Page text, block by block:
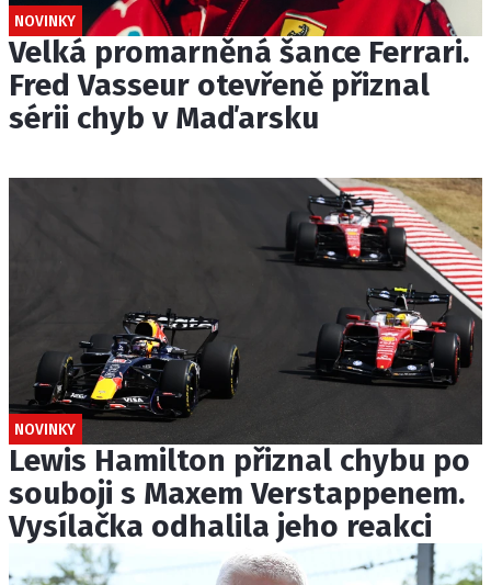
NOVINKY
Velká promarněná šance Ferrari.
Fred Vasseur otevřeně přiznal
sérii chyb v Maďarsku
NOVINKY
Lewis Hamilton přiznal chybu po
souboji s Maxem Verstappenem.
Vysílačka odhalila jeho reakci